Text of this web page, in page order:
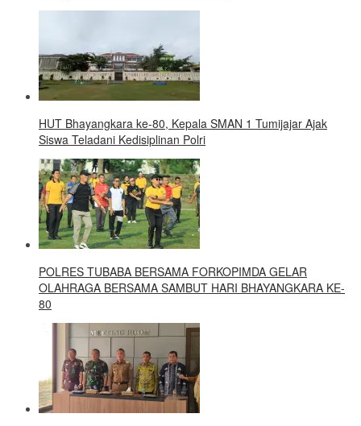
HUT Bhayangkara ke-80, Kepala SMAN 1 Tumijajar Ajak
Siswa Teladani Kedisiplinan Polri
POLRES TUBABA BERSAMA FORKOPIMDA GELAR
OLAHRAGA BERSAMA SAMBUT HARI BHAYANGKARA KE-
80